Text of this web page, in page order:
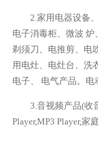
2.家用电器设备、
电子消毒柜、微波
剃须刀、电推剪、电
用电灶、电灶台、洗
电子、 电气产品。
3.音视频产品(收音
Player,MP3 Player,家